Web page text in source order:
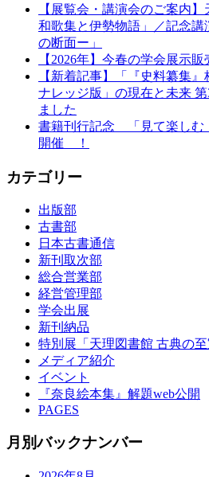
【展覧会・講演会のご案内
和歌集と伊勢物語」／記念
の断面ー」
【2026年】今春の学会展示販
【新着記事】「『史料纂集
ナレッジ版」の現在と未来
ました
書籍刊行記念 「見て楽しむ
開催 ！
カテゴリー
出版部
古書部
日本古書通信
新刊取次部
総合営業部
経営管理部
学会出展
新刊納品
特別展「天理図書館 古典の至
メディア紹介
イベント
『奈良絵本集』解題web公開
PAGES
月別バックナンバー